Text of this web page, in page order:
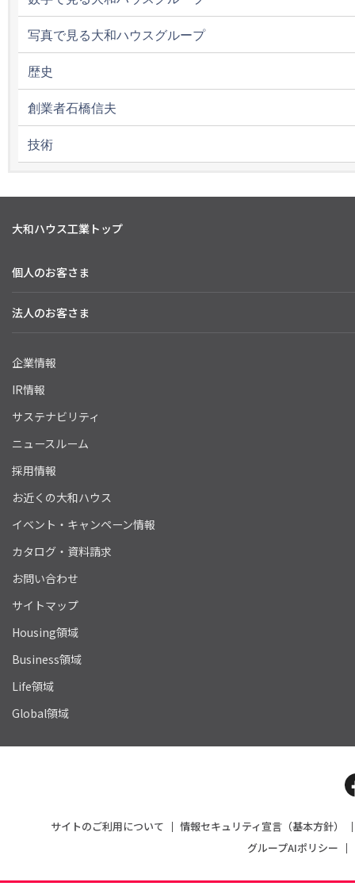
写真で見る大和ハウスグループ
歴史
創業者石橋信夫
技術
大和ハウス工業トップ
個人のお客さま
法人のお客さま
企業情報
IR情報
サステナビリティ
ニュースルーム
採用情報
お近くの大和ハウス
イベント・キャンペーン情報
カタログ・資料請求
お問い合わせ
サイトマップ
Housing領域
Business領域
Life領域
Global領域
サイトのご利用について
情報セキュリティ宣言（基本方針）
グループAIポリシー